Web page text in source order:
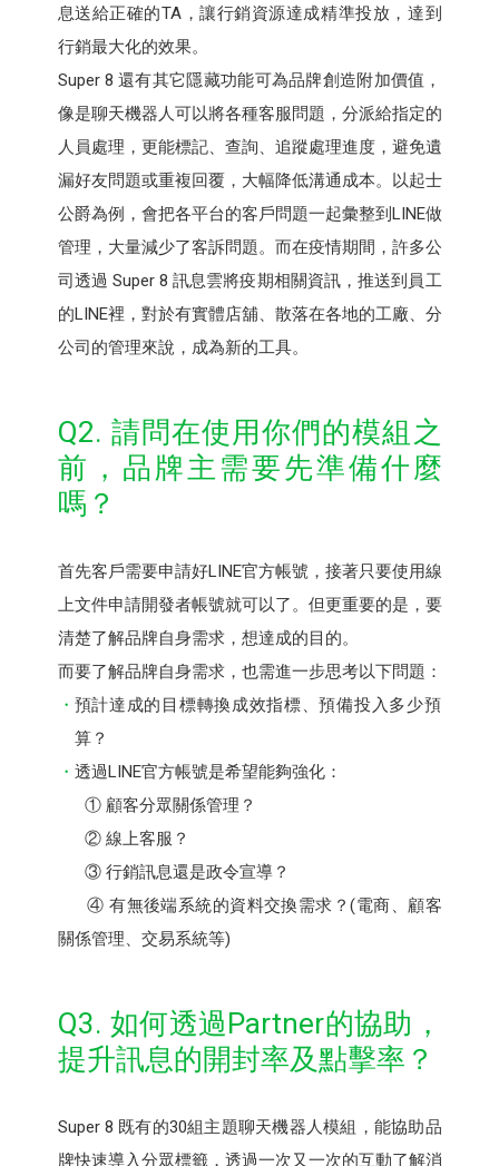
息送給正確的TA，讓行銷資源達成精準投放，達到
行銷最大化的效果。
Super 8 還有其它隱藏功能可為品牌創造附加價值，
像是聊天機器人可以將各種客服問題，分派給指定的
人員處理，更能標記、查詢、追蹤處理進度，避免遺
漏好友問題或重複回覆，大幅降低溝通成本。以起士
公爵為例，會把各平台的客戶問題一起彙整到LINE做
管理，大量減少了客訴問題。而在疫情期間，許多公
司透過 Super 8 訊息雲將疫期相關資訊，推送到員工
的LINE裡，對於有實體店舖、散落在各地的工廠、分
公司的管理來說，成為新的工具。
Q2. 請問在使用你們的模組之
前，品牌主需要先準備什麼
嗎？
首先客戶需要申請好LINE官方帳號，接著只要使用線
上文件申請開發者帳號就可以了。但更重要的是，要
清楚了解品牌自身需求，想達成的目的。
而要了解品牌自身需求，也需進一步思考以下問題：
預計達成的目標轉換成效指標、預備投入多少預
算？
透過LINE官方帳號是希望能夠強化：
① 顧客分眾關係管理？
② 線上客服？
③ 行銷訊息還是政令宣導？
④ 有無後端系統的資料交換需求？(電商、顧客
關係管理、交易系統等)
Q3. 如何透過Partner的協助，
提升訊息的開封率及點擊率？
Super 8 既有的30組主題聊天機器人模組，能協助品
牌快速導入分眾標籤，透過一次又一次的互動了解消